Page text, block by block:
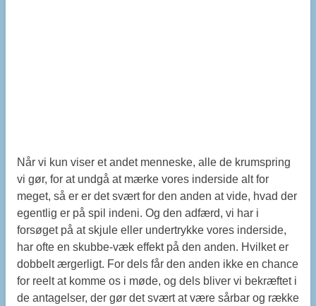
Når vi kun viser et andet menneske, alle de krumspring
vi gør, for at undgå at mærke vores inderside alt for
meget, så er er det svært for den anden at vide, hvad der
egentlig er på spil indeni. Og den adfærd, vi har i
forsøget på at skjule eller undertrykke vores inderside,
har ofte en skubbe-væk effekt på den anden. Hvilket er
dobbelt ærgerligt. For dels får den anden ikke en chance
for reelt at komme os i møde, og dels bliver vi bekræftet i
de antagelser, der gør det svært at være sårbar og række